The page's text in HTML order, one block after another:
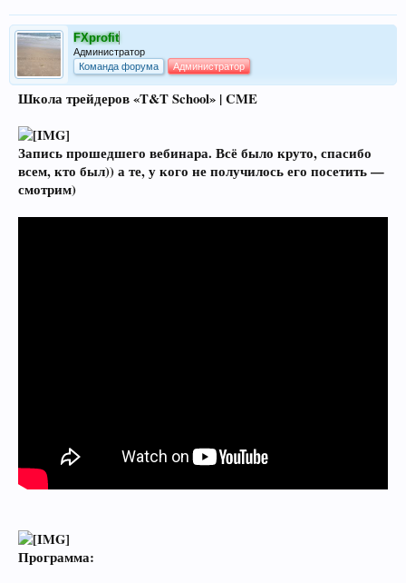
FXprofit
Администратор
Команда форума
Администратор
Школа трейдеров «T&T School» | CME
Запись прошедшего вебинара. Всё было круто, спасибо
всем, кто был)) а те, у кого не получилось его посетить —
смотрим)
Программа: